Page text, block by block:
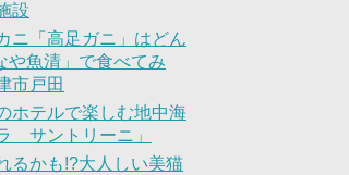
設
ニ「高足ガニ」はどん
や魚清」で食べてみ
市戸田
ホテルで楽しむ地中海
サントリーニ」
るかも!?大人しい美猫